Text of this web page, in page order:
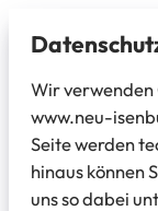
Wir verwenden
www.neu-
Seite werden
hinaus können
uns so dabei